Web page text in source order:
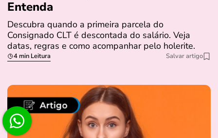
Entenda
Descubra quando a primeira parcela do
Consignado CLT é descontada do salário. Veja
datas, regras e como acompanhar pelo holerite.
4 min Leitura Salvar artigo